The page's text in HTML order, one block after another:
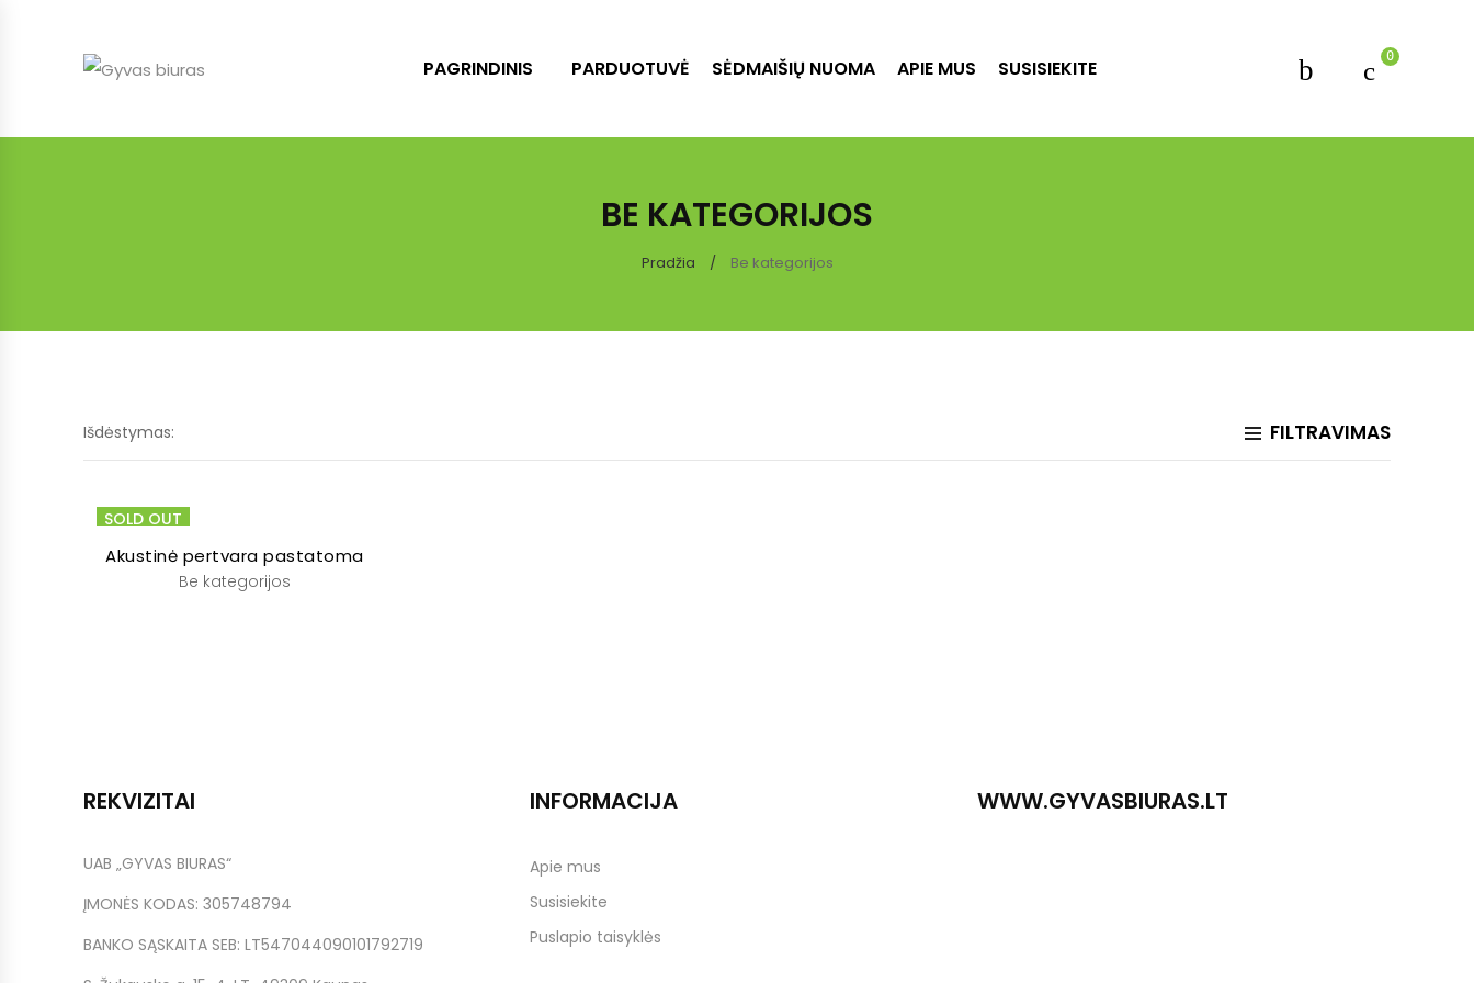
PAGRINDINIS PARDUOTUVĖ SĖDMAIŠIŲ NUOMA APIE MUS SUSISIEKITE
0
BE KATEGORIJOS
Pradžia Be kategorijos
Išdėstymas: FILTRAVIMAS
SOLD OUT
Akustinė pertvara pastatoma
Be kategorijos
REKVIZITAI
UAB „GYVAS BIURAS“
ĮMONĖS KODAS: 305748794
BANKO SĄSKAITA SEB: LT547044090101792719
INFORMACIJA
Apie mus
Susisiekite
Puslapio taisyklės
WWW.GYVASBIURAS.LT